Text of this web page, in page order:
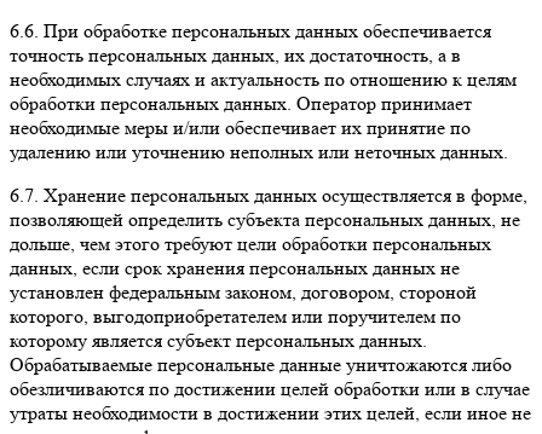
6.6. При обработке персональных данных обеспечивается
точность персональных данных, их достаточность, а в
необходимых случаях и актуальность по отношению к целям
обработки персональных данных. Оператор принимает
необходимые меры и/или обеспечивает их принятие по
удалению или уточнению неполных или неточных данных.
6.7. Хранение персональных данных осуществляется в форме,
позволяющей определить субъекта персональных данных, не
дольше, чем этого требуют цели обработки персональных
данных, если срок хранения персональных данных не
установлен федеральным законом, договором, стороной
которого, выгодоприобретателем или поручителем по
которому является субъект персональных данных.
Обрабатываемые персональные данные уничтожаются либо
обезличиваются по достижении целей обработки или в случае
утраты необходимости в достижении этих целей, если иное не